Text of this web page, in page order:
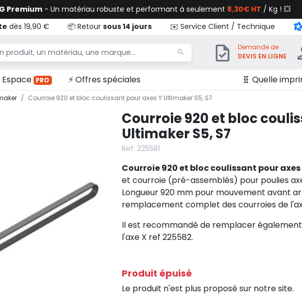
Premium - Un matériau robuste et performant à seulement 8,30€ HT / Kg ! 💥
dès 19,90 € 📦 Retour sous 14 jours ✉️ Service Client / Technique
Demande de
DEVIS EN LIGNE
Espace PRO ⚡ Offres spéciales 🧬 Quelle
Courroie 920 et bloc coulissant pour axes Y Ultimaker S5, S7
Courroie 920 et bloc
Ultimaker S5, S7
Ref. 225581
Courroie 920 et bloc coulissant pour axes
et courroie (pré-assemblés) pour poulies
Longueur 920 mm pour mouvement avant
remplacement complet des courroies de
Il est recommandé de remplacer
l'axe X ref 225582.
Produit épuisé
Le produit n'est plus proposé sur notre site.